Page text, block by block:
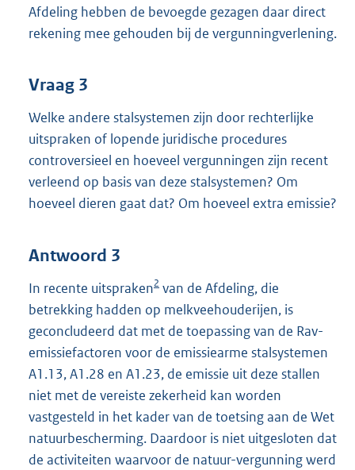
Afdeling hebben de bevoegde gezagen daar direct
rekening mee gehouden bij de vergunningverlening.
Vraag 3
Welke andere stalsystemen zijn door rechterlijke
uitspraken of lopende juridische procedures
controversieel en hoeveel vergunningen zijn recent
verleend op basis van deze stalsystemen? Om
hoeveel dieren gaat dat? Om hoeveel extra emissie?
Antwoord 3
In recente uitspraken2 van de Afdeling, die
betrekking hadden op melkveehouderijen, is
geconcludeerd dat met de toepassing van de Rav-
emissiefactoren voor de emissiearme stalsystemen
A1.13, A1.28 en A1.23, de emissie uit deze stallen
niet met de vereiste zekerheid kan worden
vastgesteld in het kader van de toetsing aan de Wet
natuurbescherming. Daardoor is niet uitgesloten dat
de activiteiten waarvoor de natuur-vergunning werd